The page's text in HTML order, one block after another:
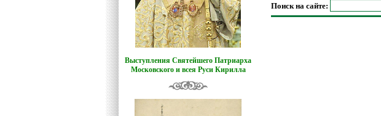
Выступления Святейшего Патриарха
Московского и всея Руси Кирилла
Поиск на сайте: